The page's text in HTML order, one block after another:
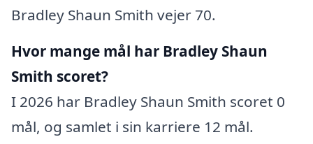
Bradley Shaun Smith vejer 70.
Hvor mange mål har Bradley Shaun
Smith scoret?
I 2026 har Bradley Shaun Smith scoret 0
mål, og samlet i sin karriere 12 mål.